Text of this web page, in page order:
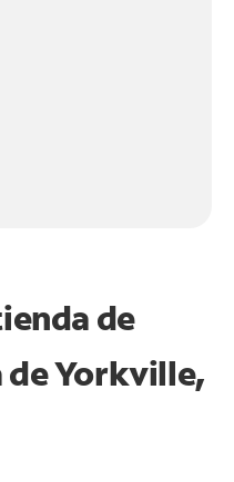
de
de Yorkville,